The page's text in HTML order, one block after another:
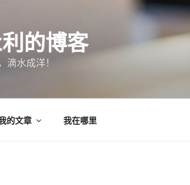
的博客
滴水成洋！
的文章 我在哪里